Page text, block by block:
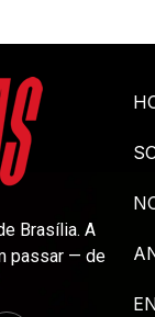
Brasília. A
passar — de